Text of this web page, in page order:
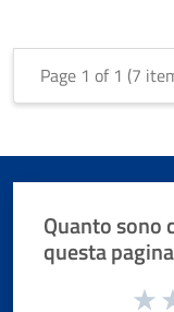
Page 1 of 1 (7
Quanto sono
questa
Valuta da 1 a 5